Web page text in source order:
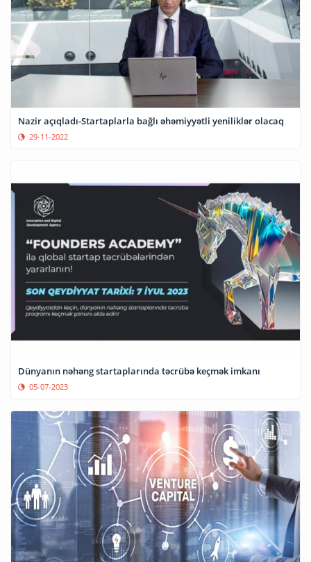
Nazir açıqladı-Startaplarla bağlı əhəmiyyətli yeniliklər olacaq
29-11-2022
Dünyanın nəhəng startaplarında təcrübə keçmək imkanı
05-07-2023